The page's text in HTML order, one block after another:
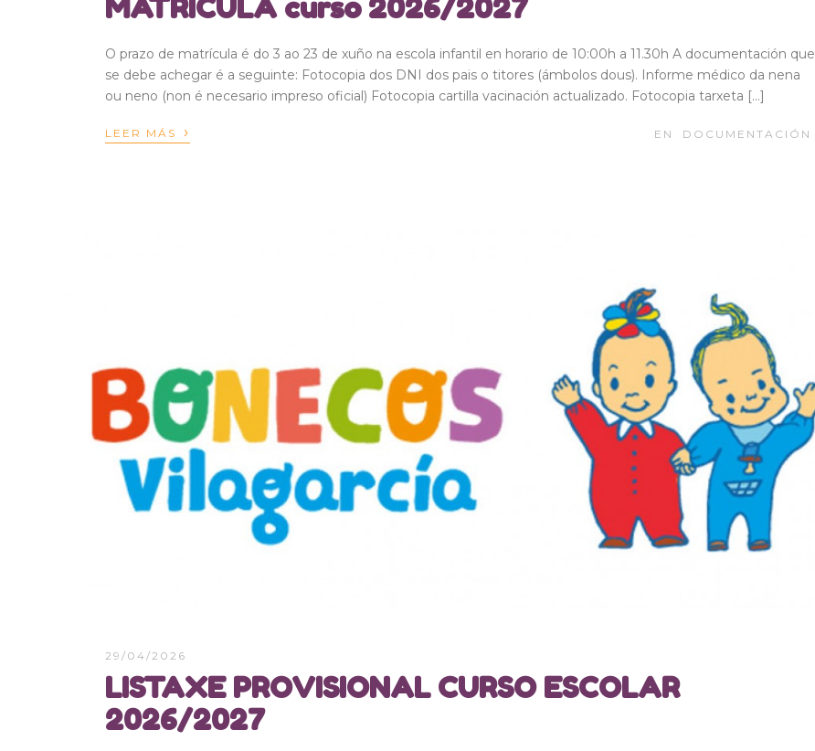
MATRICULA curso 2026/2027
O prazo de matrícula é do 3 ao 23 de xuño na escola infantil en horario de 10:00h a 11.30h A documentación que
se debe achegar é a seguinte: Fotocopia dos DNI dos pais o titores (ámbolos dous). Informe médico da nena
ou neno (non é necesario impreso oficial) Fotocopia cartilla vacinación actualizado. Fotocopia tarxeta […]
LEER MÁS › EN DOCUMENTACIÓN
29/04/2026
LISTAXE PROVISIONAL CURSO ESCOLAR
2026/2027